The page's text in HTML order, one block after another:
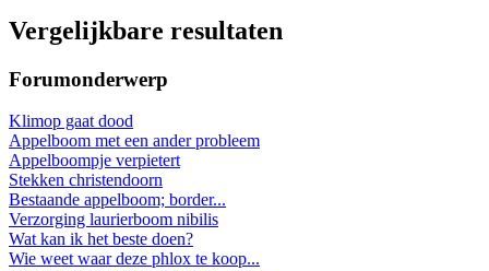
Vergelijkbare resultaten
Forumonderwerp
Klimop gaat dood
Appelboom met een ander probleem
Appelboompje verpietert
Stekken christendoorn
Bestaande appelboom; border...
Verzorging laurierboom nibilis
Wat kan ik het beste doen?
Wie weet waar deze phlox te koop...